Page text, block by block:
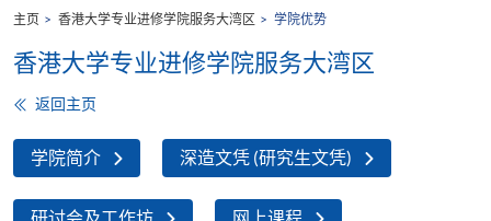
主页 香港大学专业进修学院服务大湾区 学院优势
香港大学专业进修学院服务大湾区
返回主页
学院简介 深造文凭 (研究生文凭)